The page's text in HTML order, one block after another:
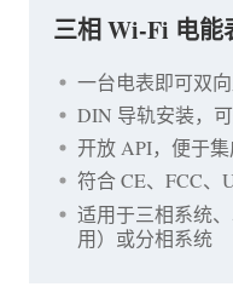
三相 Wi-Fi 电能
一台电表即可双
DIN 导轨安装，
开放 API，便于
符合 CE、FCC、
适用于三相系统
用）或分相系统